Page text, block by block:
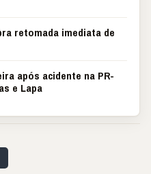
retomada imediata de
após acidente na PR-
e Lapa